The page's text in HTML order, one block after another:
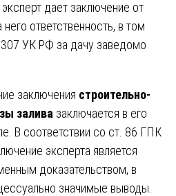
дает заключение от
ответственность, в том
307 УК РФ за дачу заведомо
заключения строительно-
залива заключается в его
В соответствии со ст. 86 ГПК
эксперта является
доказательством, в
значимые выводы.